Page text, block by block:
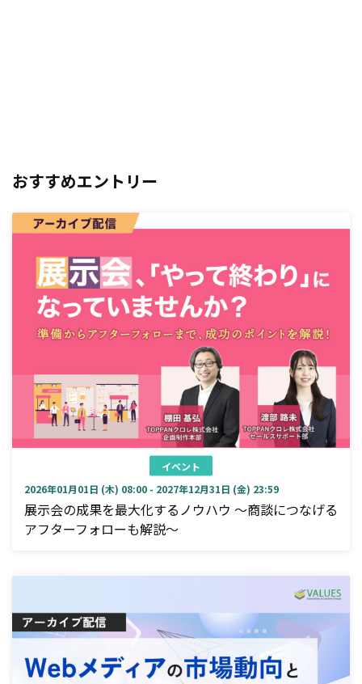
おすすめエントリー
イベント
2026年01月01日 (木) 08:00 - 2027年12月31日 (金) 23:59
展示会の成果を最大化するノウハウ ～商談につなげる
アフターフォローも解説～